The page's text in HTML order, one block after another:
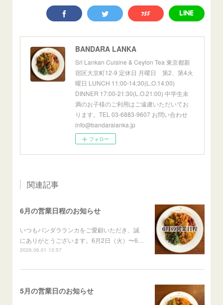
BANDARA LANKA
Sri Lankan Cuisine & Ceylon Tea 東京都新
宿区大京町12-9 定休日 月曜日 第2、第4火
曜日 LUNCH 11:00-14:30(L.O.14:00)
DINNER 17:00-21:30(L.O.21:00) 中学生未
満のお子様のご利用はご遠慮いただいてお
ります。TEL 03-6883-9607 お問い合わせ
info@bandaralanka.jp
フォロー
関連記事
6月の営業日程のお知らせ
いつもバンダラランカをご愛顧いただき、誠
にありがとうございます。6月2日（火）〜6…
2026.06.01 13:57
5月の営業日のお知らせ